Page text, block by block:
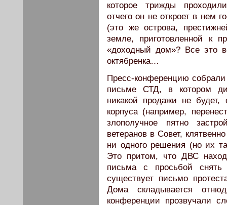
которое трижды
отчего он не откроет в нем
(это же острова,
земле, приготовленной к
«доходный дом»? Все это
октябренка…
Пресс-конференцию собрали
письме СТД, в котором
никакой продажи не будет,
корпуса (например,
злополучное пятно
ветеранов в Совет,
ни одного решения (но их
Это притом, что ДВС
письма с просьбой
существует письмо
Дома складывается
конференции прозвучали